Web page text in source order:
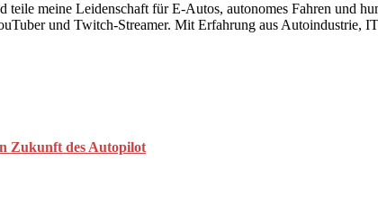
meine Leidenschaft für E-Autos, autonomes Fahren und
und Twitch-Streamer. Mit Erfahrung aus Autoindustrie,
Zukunft des Autopilot